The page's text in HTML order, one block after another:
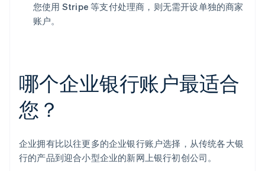
您使用 Stripe 等支付处理商，则无需开设单独的商家
账户。
哪个企业银行账户最适合
您？
企业拥有比以往更多的企业银行账户选择，从传统各大银
行的产品到迎合小型企业的新网上银行初创公司。